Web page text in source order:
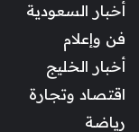
أخبار السعودية
فن وإعلام
أخبار الخليج
اقتصاد وتجارة
رياضة